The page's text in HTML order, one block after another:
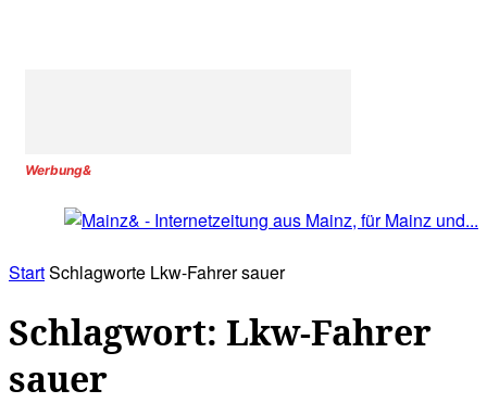
Werbung&
StartSchlagworte Lkw-Fahrer sauer
Schlagwort: Lkw-Fahrer
sauer